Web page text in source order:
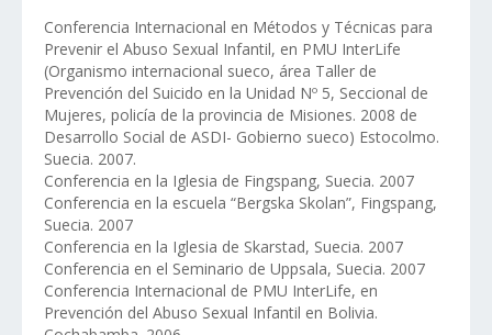
Conferencia Internacional en Métodos y Técnicas para
Prevenir el Abuso Sexual Infantil, en PMU InterLife
(Organismo internacional sueco, área Taller de
Prevención del Suicido en la Unidad Nº 5, Seccional de
Mujeres, policía de la provincia de Misiones. 2008 de
Desarrollo Social de ASDI- Gobierno sueco) Estocolmo.
Suecia. 2007.
Conferencia en la Iglesia de Fingspang, Suecia. 2007
Conferencia en la escuela “Bergska Skolan”, Fingspang,
Suecia. 2007
Conferencia en la Iglesia de Skarstad, Suecia. 2007
Conferencia en el Seminario de Uppsala, Suecia. 2007
Conferencia Internacional de PMU InterLife, en
Prevención del Abuso Sexual Infantil en Bolivia.